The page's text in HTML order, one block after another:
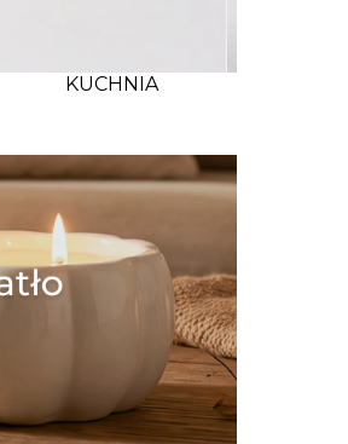
KUCHNIA